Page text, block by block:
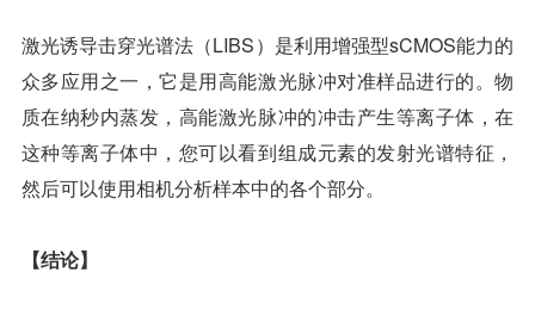
激光诱导击穿光谱法（LIBS）是利用增强型sCMOS能力的
众多应用之一，它是用高能激光脉冲对准样品进行的。物
质在纳秒内蒸发，高能激光脉冲的冲击产生等离子体，在
这种等离子体中，您可以看到组成元素的发射光谱特征，
然后可以使用相机分析样本中的各个部分。
【结论】